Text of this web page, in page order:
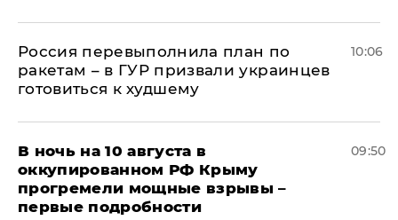
Россия перевыполнила план по
ракетам – в ГУР призвали украинцев
готовиться к худшему
10:06
В ночь на 10 августа в
оккупированном РФ Крыму
прогремели мощные взрывы –
первые подробности
09:50